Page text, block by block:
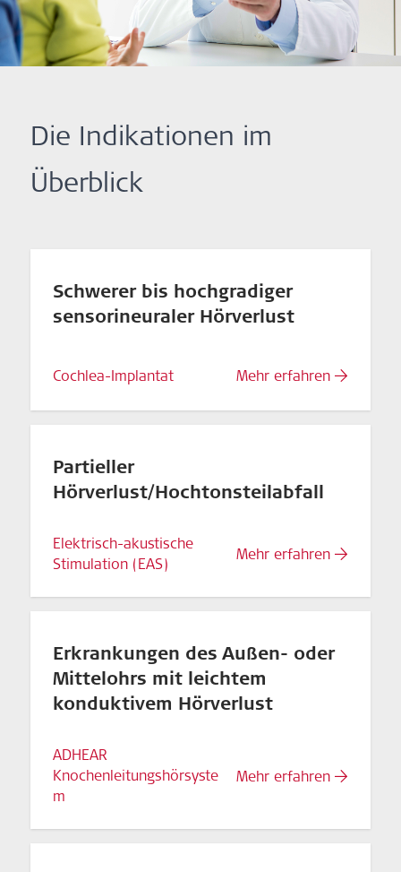
Die Indikationen im
Überblick
Schwerer bis hochgradiger
sensorineuraler Hörverlust
Cochlea-Implantat Mehr erfahren
Partieller
Hörverlust/Hochtonsteilabfall
Elektrisch-akustische
Stimulation (EAS)
Mehr erfahren
Erkrankungen des Außen- oder
Mittelohrs mit leichtem
konduktivem Hörverlust
ADHEAR
Knochenleitungshörsyste
m
Mehr erfahren